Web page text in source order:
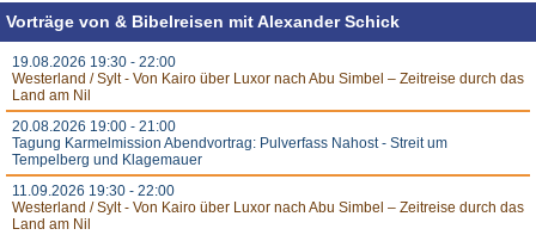
Vorträge von & Bibelreisen mit Alexander Schick
19.08.2026 19:30 - 22:00
Westerland / Sylt - Von Kairo über Luxor nach Abu Simbel – Zeitreise durch das
Land am Nil
20.08.2026 19:00 - 21:00
Tagung Karmelmission Abendvortrag: Pulverfass Nahost - Streit um
Tempelberg und Klagemauer
11.09.2026 19:30 - 22:00
Westerland / Sylt - Von Kairo über Luxor nach Abu Simbel – Zeitreise durch das
Land am Nil